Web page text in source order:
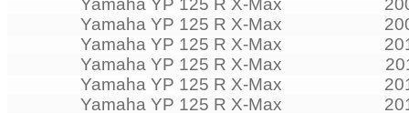
Yamaha YP 125 R X-Max
Yamaha YP 125 R X-Max
Yamaha YP 125 R X-Max
Yamaha YP 125 R X-Max
Yamaha YP 125 R X-Max